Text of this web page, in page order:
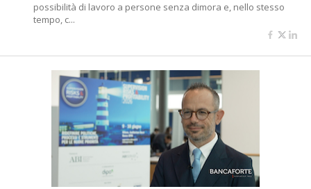
possibilità di lavoro a persone senza dimora e, nello stesso
tempo, c...